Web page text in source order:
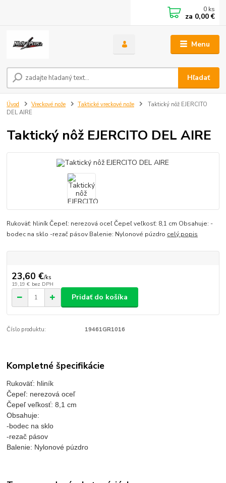
Menu
Hľadať
0 ks
za 0,00 €
Úvod Vreckové nože Taktické vreckové nože
Taktický nôž EJERCITO
DEL AIRE
Taktický nôž EJERCITO DEL AIRE
Rukoväť: hliník Čepeľ: nerezová oceľ Čepeľ veľkosť: 8,1 cm Obsahuje: -
bodec na sklo -rezač pásov Balenie: Nylonové púzdro celý popis
23,60 €/ks
19,19 € bez DPH
Pridať do košíka
Číslo produktu: 19461GR1016
Kompletné špecifikácie
Rukoväť: hliník
Čepeľ: nerezová oceľ
Čepeľ veľkosť: 8,1 cm
Obsahuje:
-bodec na sklo
-rezač pásov
Balenie: Nylonové púzdro